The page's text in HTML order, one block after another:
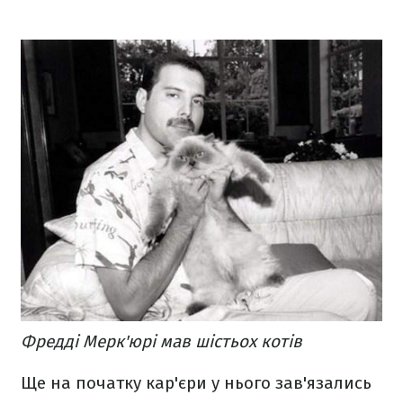
Фредді Мерк'юрі мав шістьох котів
Ще на початку кар'єри у нього зав'язались